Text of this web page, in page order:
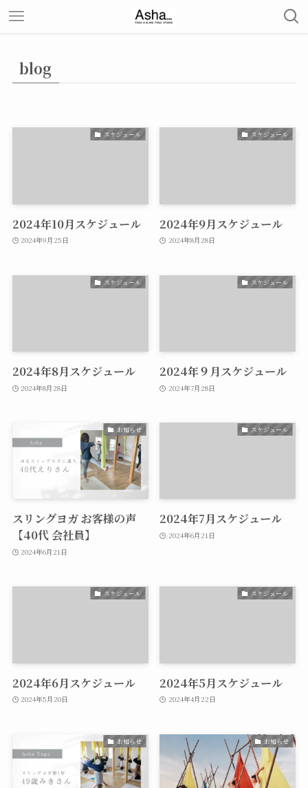
blog
スケジュール
2024年10月スケジュール
2024年9月25日
スケジュール
2024年9月スケジュール
2024年8月28日
スケジュール
2024年8月スケジュール
2024年8月28日
スケジュール
2024年９月スケジュール
2024年7月28日
お知らせ
スリングヨガ お客様の声
【40代 会社員】
2024年6月21日
スケジュール
2024年7月スケジュール
2024年6月21日
スケジュール
2024年6月スケジュール
2024年5月20日
スケジュール
2024年5月スケジュール
2024年4月22日
お知らせ お知らせ